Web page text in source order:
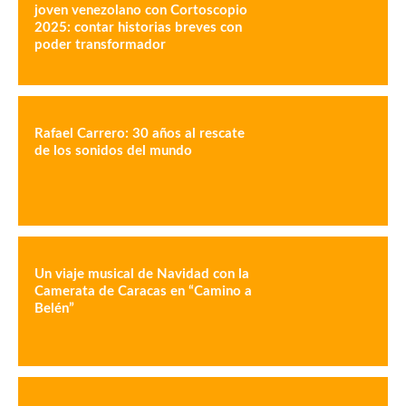
joven venezolano con Cortoscopio
2025: contar historias breves con
poder transformador
Rafael Carrero: 30 años al rescate
de los sonidos del mundo
Un viaje musical de Navidad con la
Camerata de Caracas en “Camino a
Belén”